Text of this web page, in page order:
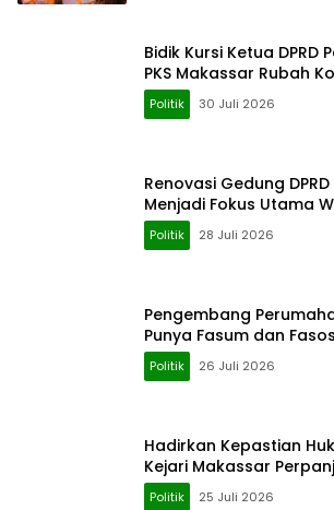
Bidik Kursi Ketua DPRD
PKS Makassar Rubah
Politik 30 Juli 2026
Renovasi Gedung
Menjadi Fokus Utama
Politik 28 Juli 2026
Pengembang
Punya Fasum dan Fasos
Politik 26 Juli 2026
Hadirkan Kepastian
Kejari Makassar
Politik 25 Juli 2026